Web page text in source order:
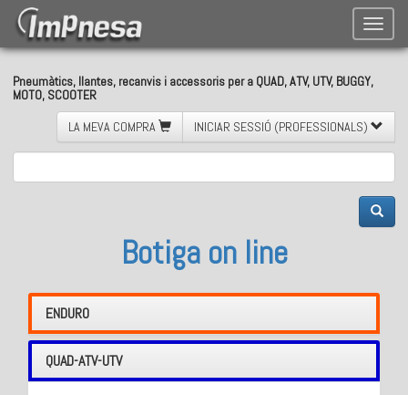
Toggle
Pneumàtics, llantes, recanvis i accessoris per a QUAD, ATV, UTV, BUGGY,
MOTO, SCOOTER
LA MEVA COMPRA
INICIAR SESSIÓ (PROFESSIONALS)
Botiga on line
ENDURO
QUAD-ATV-UTV